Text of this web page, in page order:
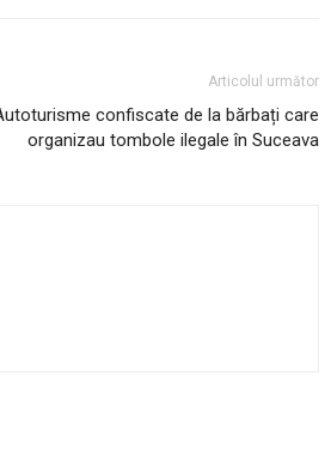
Articolul următor
confiscate de la bărbați care
organizau tombole ilegale în Suceava